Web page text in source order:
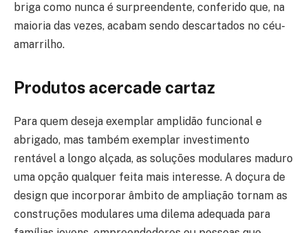
briga como nunca é surpreendente, conferido que, na
maioria das vezes, acabam sendo descartados no céu-
amarrilho.
Produtos acercade cartaz
Para quem deseja exemplar amplidão funcional e
abrigado, mas também exemplar investimento
rentável a longo alçada, as soluções modulares maduro
uma opção qualquer feita mais interesse. A doçura de
design que incorporar âmbito de ampliação tornam as
construções modulares uma dilema adequada para